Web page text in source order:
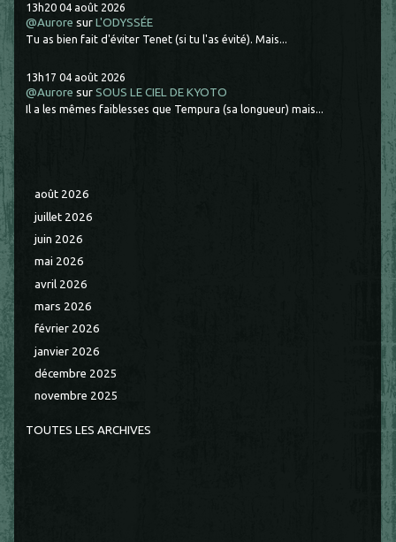
13h20 04 août 2026
@Aurore surL'ODYSSÉE
Tu as bien fait d'éviter Tenet (si tu l'as évité). Mais...
13h17 04 août 2026
@Aurore surSOUS LE CIEL DE KYOTO
Il a les mêmes faiblesses que Tempura (sa longueur) mais...
août 2026
juillet 2026
juin 2026
mai 2026
avril 2026
mars 2026
février 2026
janvier 2026
décembre 2025
novembre 2025
TOUTES LES ARCHIVES